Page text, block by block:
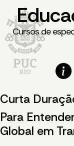
Cursos de
Curta
Para
Global em